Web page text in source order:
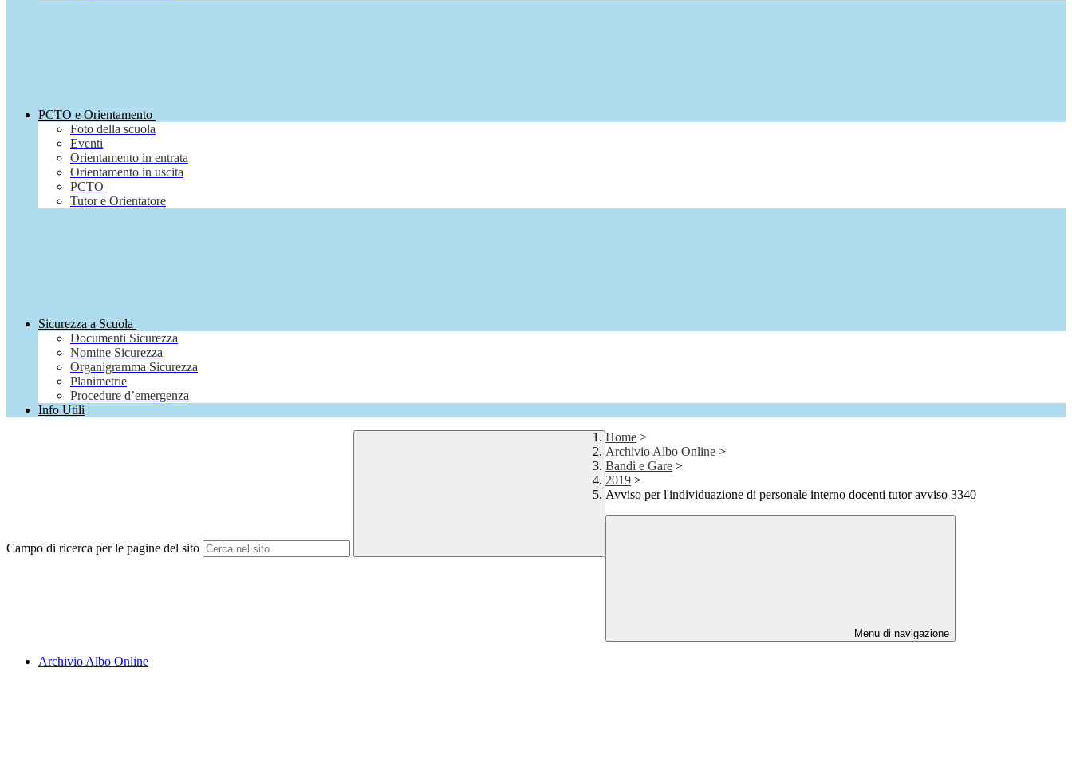
PCTO e Orientamento
Foto della scuola
Eventi
Orientamento in entrata
Orientamento in uscita
PCTO
Tutor e Orientatore
Sicurezza a Scuola
Documenti Sicurezza
Nomine Sicurezza
Organigramma Sicurezza
Planimetrie
Procedure d’emergenza
Info Utili
Campo di ricerca per le pagine del sito
Home >
Archivio Albo Online >
Bandi e Gare >
2019 >
Avviso per l'individuazione di personale interno docenti tutor avviso 3340
Menu di navigazione
Archivio Albo Online